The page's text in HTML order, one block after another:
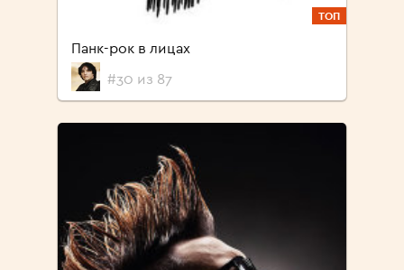
ТОП
Панк-рок в лицах
#30 из 87